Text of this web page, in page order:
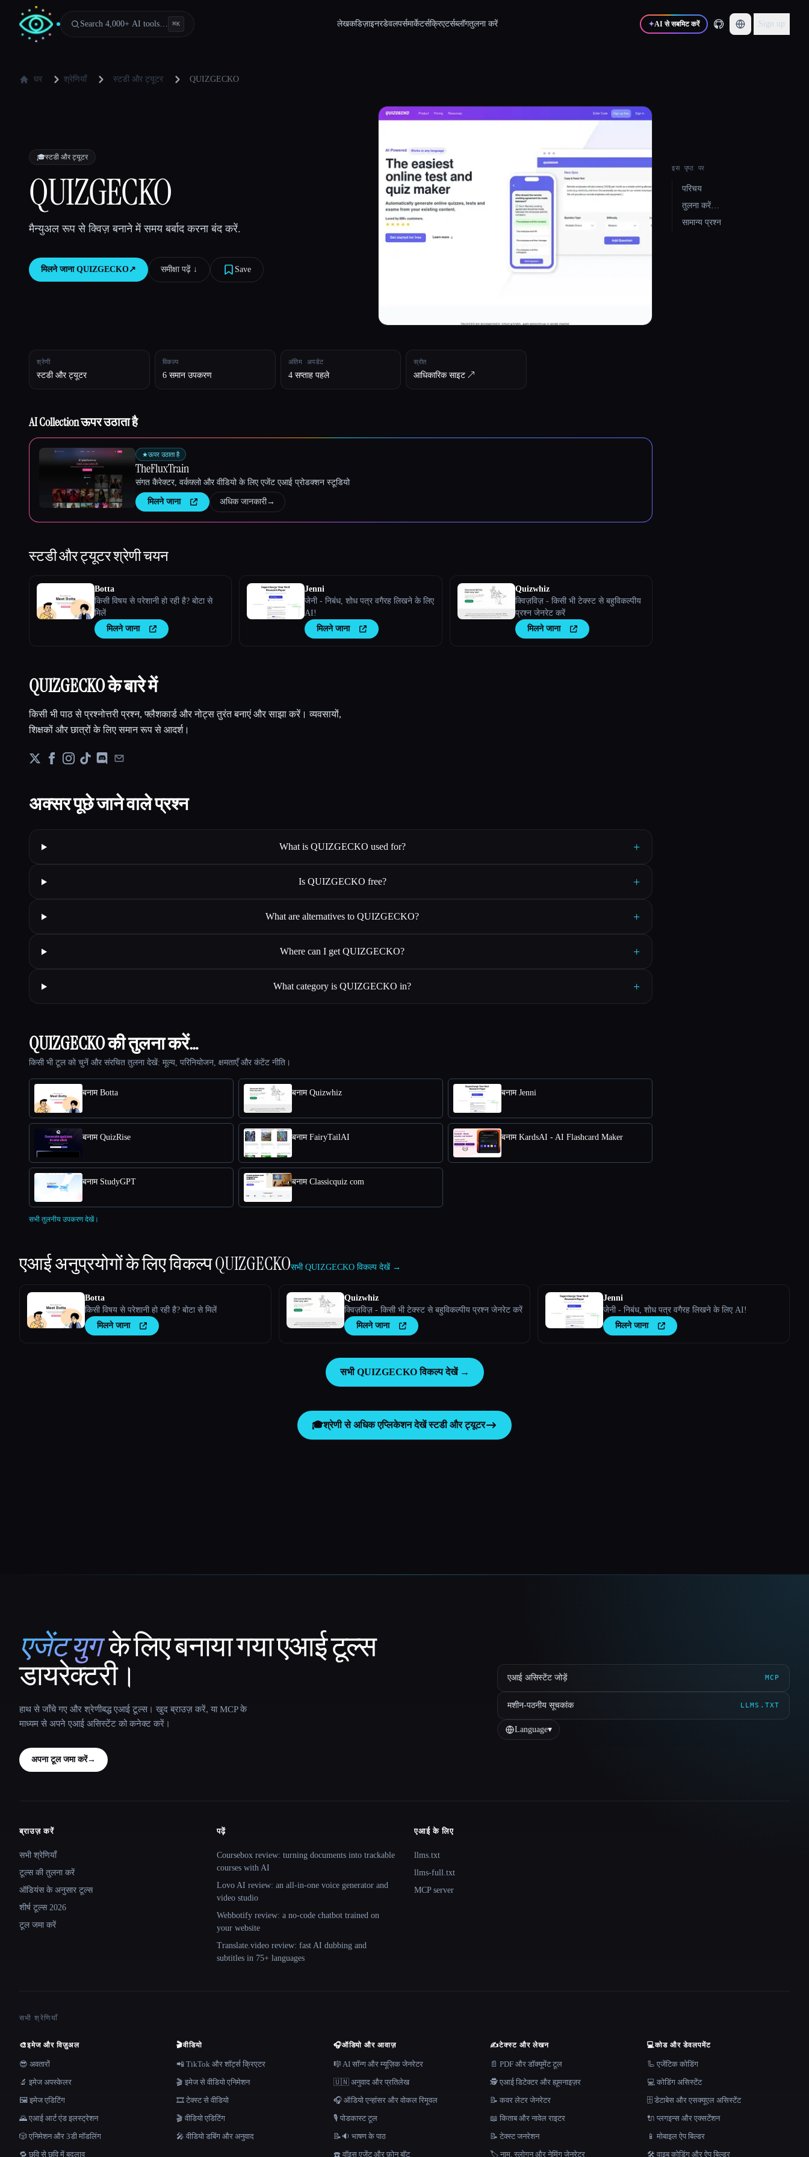
Search 4,000+ AI tools… ⌘K लेखकडिज़ाइनरडेवलपर्समार्केटर्सक्रिएटर्सब्लॉगतुलना करें ✦AI से सबमिट करें Sign up
घर श्रेणियाँ स्टडी और ट्यूटर QUIZGECKO
🎓स्टडी और ट्यूटर
QUIZGECKO
मैन्युअल रूप से क्विज़ बनाने में समय बर्बाद करना बंद करें.
मिलने जाना QUIZGECKO↗︎ समीक्षा पढ़ें ↓︎ Save
श्रेणी
स्टडी और ट्यूटर
विकल्प
6 समान उपकरण
अंतिम अपडेट
4 सप्ताह पहले
स्रोत
आधिकारिक साइट ↗︎
AI Collection ऊपर उठाता है
★ऊपर उठाता है
TheFluxTrain
संगत कैरेक्टर, वर्कफ़्लो और वीडियो के लिए एजेंट एआई प्रोडक्शन स्टूडियो
मिलने जाना अधिक जानकारी→
स्टडी और ट्यूटरश्रेणी चयन
Botta
किसी विषय से परेशानी हो रही है? बोटा से
मिलें
मिलने जाना
Jenni
जेनी - निबंध, शोध पत्र वगैरह लिखने के लिए
AI!
मिलने जाना
Quizwhiz
क्विज़विज़ - किसी भी टेक्स्ट से बहुविकल्पीय
प्रश्न जेनरेट करें
मिलने जाना
QUIZGECKO के बारे में
किसी भी पाठ से प्रश्नोत्तरी प्रश्न, फ्लैशकार्ड और नोट्स तुरंत बनाएं और साझा करें। व्यवसायों,
शिक्षकों और छात्रों के लिए समान रूप से आदर्श।
अक्सर पूछे जाने वाले प्रश्न
What is QUIZGECKO used for? +
Is QUIZGECKO free? +
What are alternatives to QUIZGECKO? +
Where can I get QUIZGECKO? +
What category is QUIZGECKO in? +
QUIZGECKO की तुलना करें…
किसी भी टूल को चुनें और संरचित तुलना देखें: मूल्य, परिनियोजन, क्षमताएँ और कंटेंट नीति।
बनाम Botta बनाम Quizwhiz बनाम Jenni
बनाम QuizRise बनाम FairyTailAI बनाम KardsAI - AI Flashcard Maker
बनाम StudyGPT बनाम Classicquiz com
सभी तुलनीय उपकरण देखें।
इस पृष्ठ पर
परिचय
तुलना करें…
सामान्य प्रश्न
एआई अनुप्रयोगों के लिए विकल्पQUIZGECKOसभी QUIZGECKO विकल्प देखें →
Botta
किसी विषय से परेशानी हो रही है? बोटा से मिलें
मिलने जाना
Quizwhiz
क्विज़विज़ - किसी भी टेक्स्ट से बहुविकल्पीय प्रश्न जेनरेट करें
मिलने जाना
Jenni
जेनी - निबंध, शोध पत्र वगैरह लिखने के लिए AI!
मिलने जाना
सभी QUIZGECKO विकल्प देखें →
🎓श्रेणी से अधिक एप्लिकेशन देखेंस्टडी और ट्यूटर
That AI Collection
एजेंट युग के लिए बनाया गया एआई टूल्स
डायरेक्टरी।
हाथ से जाँचे गए और श्रेणीबद्ध एआई टूल्स। खुद ब्राउज़ करें, या MCP के
माध्यम से अपने एआई असिस्टेंट को कनेक्ट करें।
अपना टूल जमा करें→
एआई असिस्टेंट जोड़ें MCP
मशीन-पठनीय सूचकांक LLMS.TXT
Language▾
Site navigation
ब्राउज़ करें
सभी श्रेणियाँ
टूल्स की तुलना करें
ऑडियंस के अनुसार टूल्स
शीर्ष टूल्स 2026
टूल जमा करें
पढ़ें
Coursebox review: turning documents into trackable
courses with AI
Lovo AI review: an all-in-one voice generator and
video studio
Webbotify review: a no-code chatbot trained on
your website
Translate.video review: fast AI dubbing and
subtitles in 75+ languages
एआई के लिए
llms.txt
llms-full.txt
MCP server
सभी श्रेणियाँ
🎨इमेज और विज़ुअल
😎 अवतारों
🔬 इमेज अपस्केलर
🖼️ इमेज एडिटिंग
🌄 एआई आर्ट एंड इलस्ट्रेशन
🎲 एनिमेशन और 3डी मॉडलिंग
🔁 छवि से छवि में बदलाव
🎬वीडियो
📲 TikTok और शॉर्ट्स क्रिएटर
🎬 इमेज से वीडियो एनिमेशन
🎞️ टेक्स्ट से वीडियो
🎬 वीडियो एडिटिंग
🎤 वीडियो डबिंग और अनुवाद
🎧ऑडियो और आवाज़
🎼 AI सॉन्ग और म्यूज़िक जेनरेटर
🇺🇳 अनुवाद और प्रतिलेख
🎧 ऑडियो एन्हांसर और वोकल रिमूवल
🎙️ पोडकास्ट टूल
📝🔉 भाषण के पाठ
☎️ वॉइस एजेंट और फ़ोन बॉट
✍️टेक्स्ट और लेखन
📄 PDF और डॉक्यूमेंट टूल
🕵️ एआई डिटेक्टर और ह्यूमनाइज़र
📝 कवर लेटर जेनरेटर
📖 किताब और नावेल राइटर
📝 टेक्स्ट जनरेशन
🏷️ नाम, स्लोगन और नेमिंग जेनरेटर
💻कोड और डेवलपमेंट
🦾 एजेंटिक कोडिंग
💻 कोडिंग असिस्टेंट
🗄️ डेटाबेस और एसक्यूएल असिस्टेंट
🔌 प्लगइन्स और एक्सटेंशन
📱 मोबाइल ऐप बिल्डर
🛠️ वाइब कोडिंग और ऐप बिल्डर